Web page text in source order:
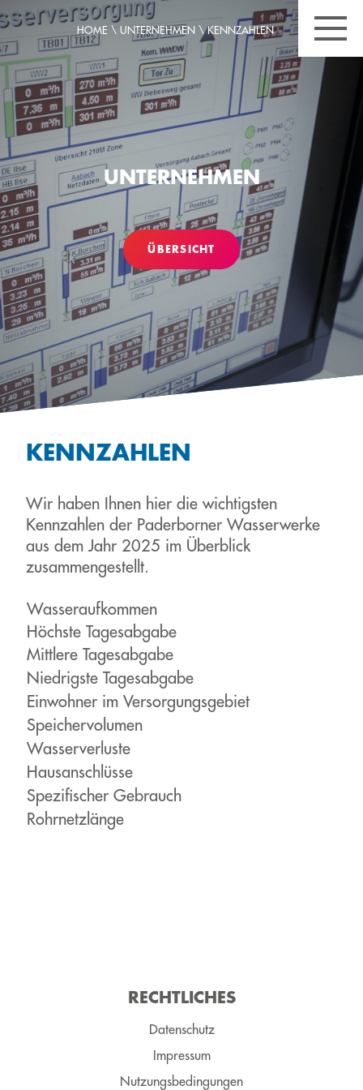
HOME \ UNTERNEHMEN \KENNZAHLEN
UNTERNEHMEN
ÜBERSICHT
KENNZAHLEN
Wir haben Ihnen hier die wichtigsten
Kennzahlen der Paderborner Wasserwerke
aus dem Jahr 2025 im Überblick
zusammengestellt.
Wasseraufkommen
Höchste Tagesabgabe
Mittlere Tagesabgabe
Niedrigste Tagesabgabe
Einwohner im Versorgungsgebiet
Speichervolumen
Wasserverluste
Hausanschlüsse
Spezifischer Gebrauch
Rohrnetzlänge
RECHT­LICH­ES
Datenschutz
Impressum
Nutzungsbedingungen